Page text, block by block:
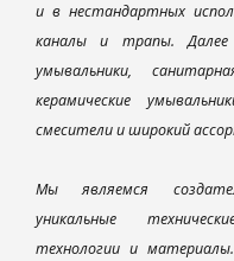
и в нестандартных
каналы и трапы.
умывальники,
керамические
смесители и широкий
Мы являемся
уникальные
технологии и